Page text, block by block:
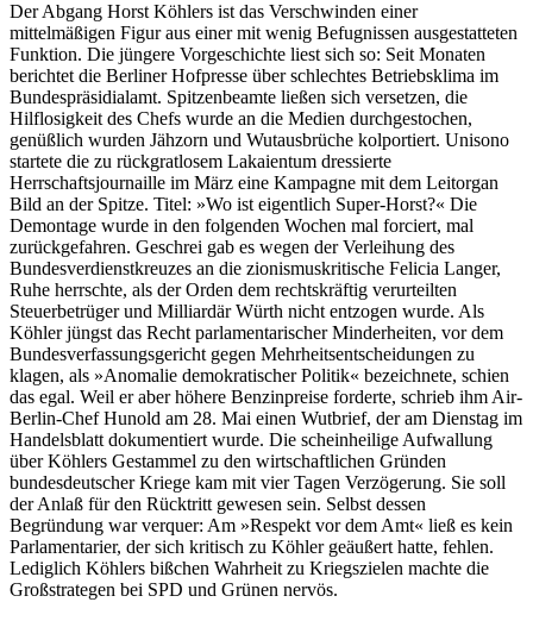
Der Abgang Horst Köhlers ist das Verschwinden einer
mittelmäßigen Figur aus einer mit wenig Befugnissen ausgestatteten
Funktion. Die jüngere Vorgeschichte liest sich so: Seit Monaten
berichtet die Berliner Hofpresse über schlechtes Betriebsklima im
Bundespräsidialamt. Spitzenbeamte ließen sich versetzen, die
Hilflosigkeit des Chefs wurde an die Medien durchgestochen,
genüßlich wurden Jähzorn und Wutausbrüche kolportiert. Unisono
startete die zu rückgratlosem Lakaientum dressierte
Herrschaftsjournaille im März eine Kampagne mit dem Leitorgan
Bild an der Spitze. Titel: »Wo ist eigentlich Super-Horst?« Die
Demontage wurde in den folgenden Wochen mal forciert, mal
zurückgefahren. Geschrei gab es wegen der Verleihung des
Bundesverdienstkreuzes an die zionismuskritische Felicia Langer,
Ruhe herrschte, als der Orden dem rechtskräftig verurteilten
Steuerbetrüger und Milliardär Würth nicht entzogen wurde. Als
Köhler jüngst das Recht parlamentarischer Minderheiten, vor dem
Bundesverfassungsgericht gegen Mehrheitsentscheidungen zu
klagen, als »Anomalie demokratischer Politik« bezeichnete, schien
das egal. Weil er aber höhere Benzinpreise forderte, schrieb ihm Air-
Berlin-Chef ­Hunold am 28. Mai einen Wutbrief, der am Dienstag im
Handelsblatt dokumentiert wurde. Die scheinheilige Aufwallung
über Köhlers Gestammel zu den wirtschaftlichen Gründen
bundesdeutscher Kriege kam mit vier Tagen Verzögerung. Sie soll
der Anlaß für den Rücktritt gewesen sein. Selbst dessen
Begründung war verquer: Am »Respekt vor dem Amt« ließ es kein
Parlamentarier, der sich kritisch zu Köhler geäußert hatte, fehlen.
Lediglich Köhlers bißchen Wahrheit zu Kriegszielen machte die
Großstrategen bei SPD und Grünen nervös.